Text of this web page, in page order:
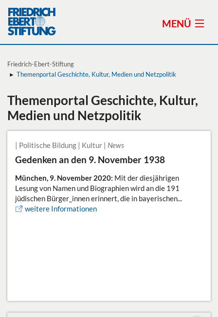
MENÜ
Stiftung
Preise der Friedrich-Ebert-Stiftung
Veranstaltungen
Publikationen
Friedrich-Ebert-Stiftung
Themenportal Geschichte, Kultur, Medien und Netzpolitik
Themenportal Geschichte, Kultur,
Medien und Netzpolitik
| Politische Bildung | Kultur | News
Gedenken an den 9. November 1938
München, 9. November 2020: Mit der diesjährigen
Lesung von Namen und Biographien wird an die 191
jüdischen Bürger_innen erinnert, die in bayerischen...
weitere Informationen